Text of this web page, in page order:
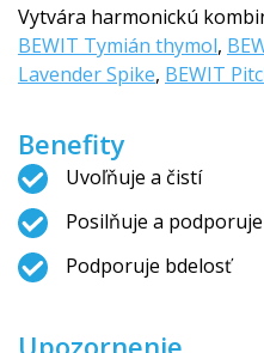
Vytvára harmonickú
BEWIT Tymián thymol,
Lavender Spike, BEWIT
Benefity
Uvoľňuje a čistí
Posilňuje a podporuje
Podporuje bdelosť
Upozornenie